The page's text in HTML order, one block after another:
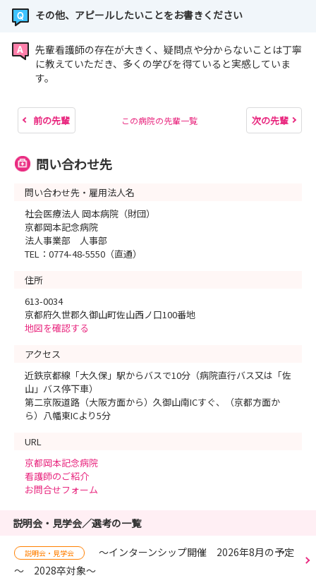
その他、アピールしたいことをお書きください
先輩看護師の存在が大きく、疑問点や分からないことは丁寧
に教えていただき、多くの学びを得ていると実感していま
す。
前の先輩 この病院の先輩一覧 次の先輩
問い合わせ先
問い合わせ先・雇用法人名
社会医療法人 岡本病院（財団）
京都岡本記念病院
法人事業部 人事部
TEL：0774-48-5550（直通）
住所
613-0034
京都府久世郡久御山町佐山西ノ口100番地
地図を確認する
アクセス
近鉄京都線「大久保」駅からバスで10分（病院直行バス又は「佐
山」バス停下車）
第二京阪道路（大阪方面から）久御山南ICすぐ、（京都方面か
ら）八幡東ICより5分
URL
京都岡本記念病院
看護師のご紹介
お問合せフォーム
説明会・見学会／選考の一覧
説明会・見学会
～インターンシップ開催 2026年8月の予定
～ 2028卒対象～